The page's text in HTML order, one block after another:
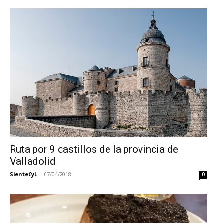
Ruta por 9 castillos de la provincia de
Valladolid
SienteCyL - 07/04/2018 0